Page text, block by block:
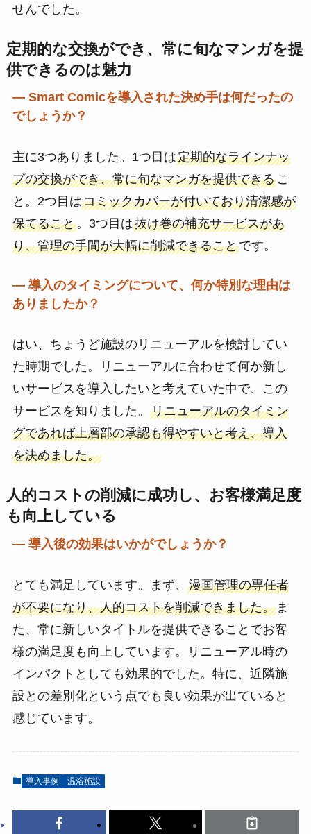
せんでした。
定期的な交換ができ、常に旬なマンガを提
供できるのは魅力
― Smart Comicを導入された決め手は何だったの
でしょうか？
主に3つありました。1つ目は定期的なラインナッ
プの交換ができ、常に旬なマンガを提供できるこ
と。2つ目はコミックカバーが付いており清潔感が
保てること。3つ目は抜け巻の補充サービスがあ
り、管理の手間が大幅に削減できることです。
― 導入のタイミングについて、何か特別な理由は
ありましたか？
はい、ちょうど施設のリニューアルを検討してい
た時期でした。リニューアルに合わせて何か新し
いサービスを導入したいと考えていた中で、この
サービスを知りました。 リニューアルのタイミン
グであれば上層部の承認も得やすいと考え、導入
を決めました。
人的コストの削減に成功し、お客様満足度
も向上している
― 導入後の効果はいかがでしょうか？
とても満足しています。まず、 漫画管理の専任者
が不要になり、人的コストを削減できました。ま
た、常に新しいタイトルを提供できることでお客
様の満足度も向上しています。リニューアル時の
インパクトとしても効果的でした。特に、近隣施
設との差別化という点でも良い効果が出ていると
感じています。
導入事例 温浴施設